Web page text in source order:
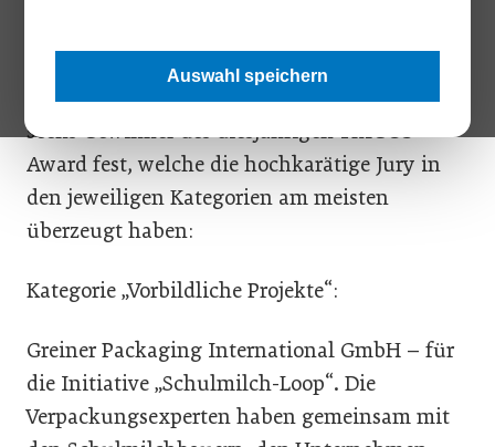
Auswahl speichern
Aus insgesamt 150 Einreichungen und 18
nominierten Unternehmen stehen nun die
sechs Gewinner des diesjährigen TRIGOS-
Award fest, welche die hochkarätige Jury in
den jeweiligen Kategorien am meisten
überzeugt haben:
Kategorie „Vorbildliche Projekte“:
Greiner Packaging International GmbH – für
die Initiative „Schulmilch-Loop“. Die
Verpackungsexperten haben gemeinsam mit